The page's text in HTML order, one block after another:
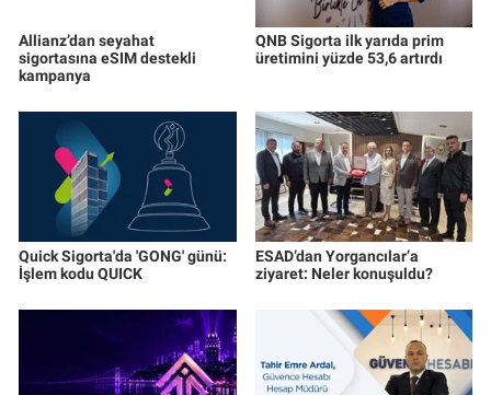
Allianz’dan seyahat
sigortasına eSIM destekli
kampanya
QNB Sigorta ilk yarıda prim
üretimini yüzde 53,6 artırdı
Quick Sigorta'da 'GONG' günü:
İşlem kodu QUICK
ESAD’dan Yorgancılar’a
ziyaret: Neler konuşuldu?